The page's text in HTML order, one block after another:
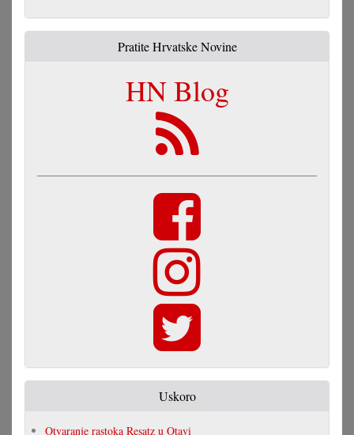
Pratite Hrvatske Novine
HN Blog
Uskoro
Otvaranje rastoka Resatz u Otavi